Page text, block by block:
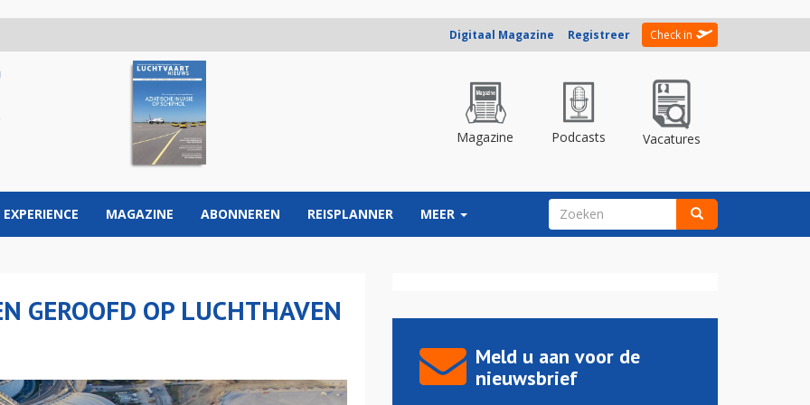
Digitaal Magazine Registreer Check in
Magazine Podcasts Vacatures
EXPERIENCE MAGAZINE ABONNEREN REISPLANNER MEER ZOEKVELD
GEROOFD OP LUCHTHAVEN
Meld u aan voor de
nieuwsbrief